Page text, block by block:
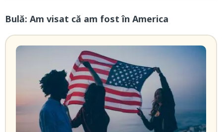
Bulă: Am visat că am fost în America